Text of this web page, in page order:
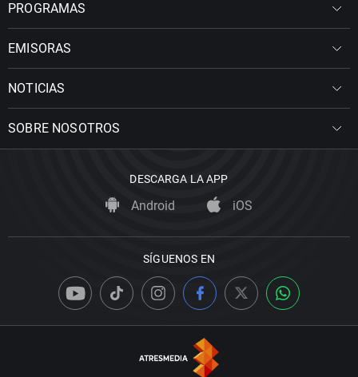
PROGRAMAS
EMISORAS
NOTICIAS
SOBRE NOSOTROS
DESCARGA LA APP
Android iOS
SÍGUENOS EN